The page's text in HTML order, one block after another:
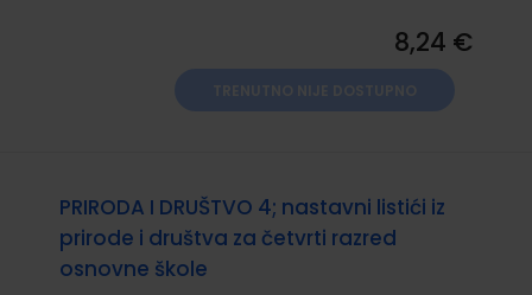
8,24 €
PRIRODA I DRUŠTVO 4; nastavni listići iz
prirode i društva za četvrti razred
osnovne škole